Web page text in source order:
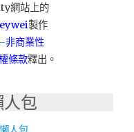
網站上的
製作
非商業性
條款釋出。
包